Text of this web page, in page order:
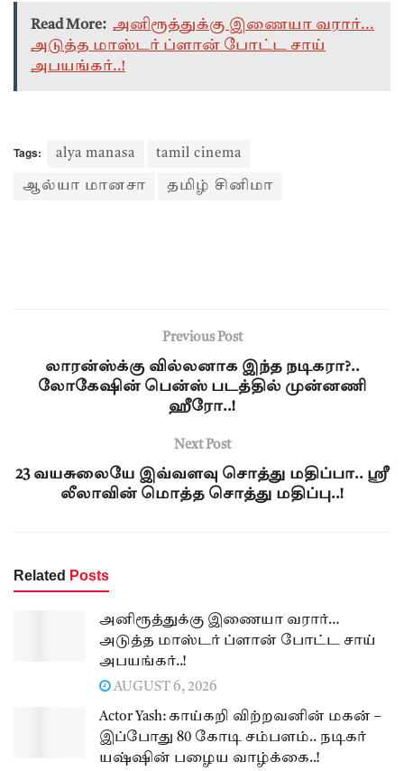
Read More: அனிரூத்துக்கு இணையா வரார்...
அடுத்த மாஸ்டர் ப்ளான் போட்ட சாய்
அபயங்கர்..!
Tags: alya manasa tamil cinema
ஆல்யா மானசா தமிழ் சினிமா
Previous Post
லாரன்ஸ்க்கு வில்லனாக இந்த நடிகரா?..
லோகேஷின் பென்ஸ் படத்தில் முன்னணி
ஹீரோ..!
Next Post
23 வயசுலையே இவ்வளவு சொத்து மதிப்பா.. ஸ்ரீ
லீலாவின் மொத்த சொத்து மதிப்பு..!
Related Posts
அனிரூத்துக்கு இணையா வரார்…
அடுத்த மாஸ்டர் ப்ளான் போட்ட சாய்
அபயங்கர்..!
AUGUST 6, 2026
Actor Yash: காய்கறி விற்றவனின் மகன் –
இப்போது 80 கோடி சம்பளம்.. நடிகர்
யஷ்ஷின் பழைய வாழ்க்கை..!